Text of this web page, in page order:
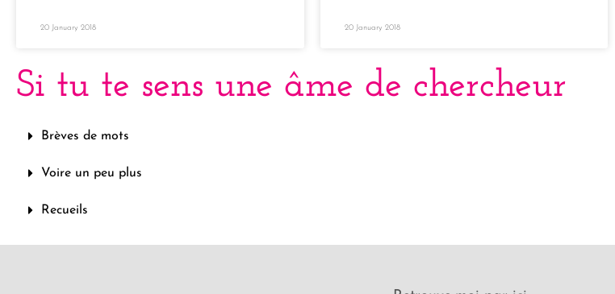
20 January 2018 20 January 2018
Si tu te sens une âme de chercheur
Brèves de mots
Voire un peu plus
Recueils